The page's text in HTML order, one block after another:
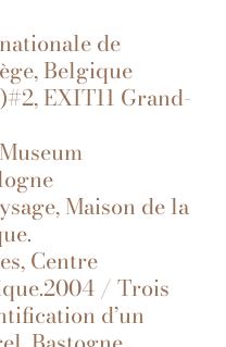
de
Belgique
EXIT11 Grand-
Maison de la
Centre
/ Trois
d’un